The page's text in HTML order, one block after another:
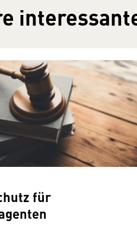
für